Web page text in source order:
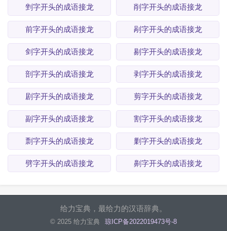
剉字开头的成语接龙 削字开头的成语接龙
前字开头的成语接龙 剐字开头的成语接龙
剑字开头的成语接龙 剔字开头的成语接龙
剖字开头的成语接龙 剥字开头的成语接龙
剧字开头的成语接龙 剪字开头的成语接龙
副字开头的成语接龙 割字开头的成语接龙
剽字开头的成语接龙 剿字开头的成语接龙
劈字开头的成语接龙 劓字开头的成语接龙
给力宝典，最给力的汉语辞典。
© 2025 给力宝典 琼ICP备2022019473号-8